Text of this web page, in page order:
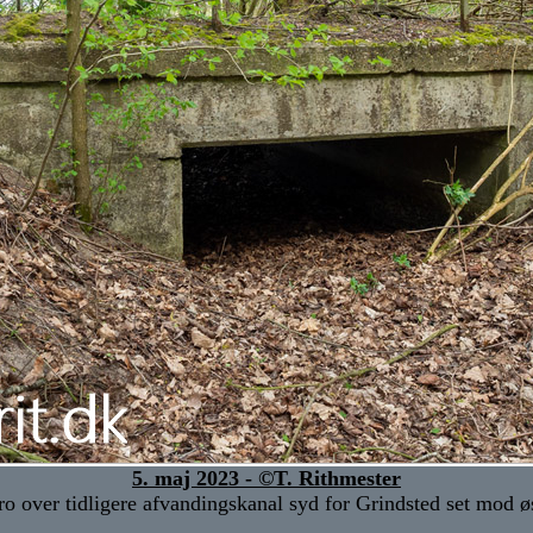
5. maj 2023 - ©T. Rithmester
over tidligere afvandingskanal syd for Grindsted set mod